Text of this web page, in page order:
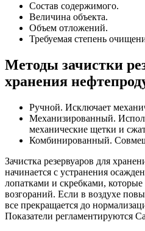
Состав содержимого.
Величина объекта.
Объем отложений.
Требуемая степень
Методы зачистки
хранения
Ручной. Исключает
Механизированный.
механические щетки и
Комбинированный.
Зачистка резервуаров для
начинается с устранения
лопатками и скребками,
возгораний. Если в воздухе
все прекращается до
Показатели регламентируются